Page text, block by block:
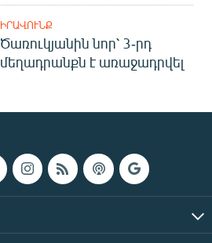
ԻՐԱՎՈՒՆՔ
Ծառուկյանին նոր՝ 3-րդ
մեղադրանքն է առաջադրվել